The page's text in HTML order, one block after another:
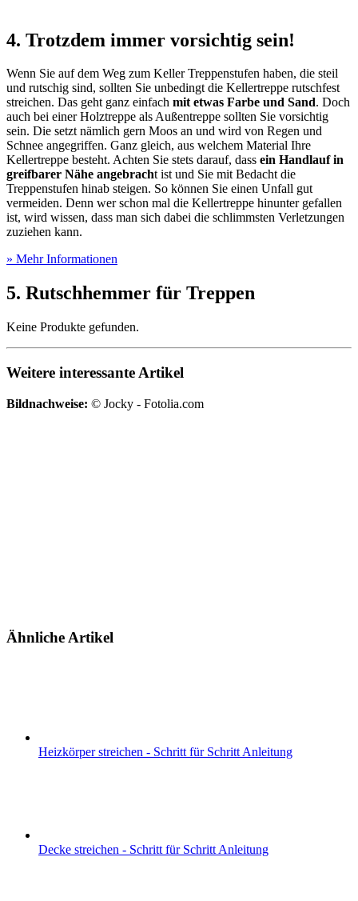
4. Trotzdem immer vorsichtig sein!
Wenn Sie auf dem Weg zum Keller Treppenstufen haben, die steil
und rutschig sind, sollten Sie unbedingt die Kellertreppe rutschfest
streichen. Das geht ganz einfach mit etwas Farbe und Sand. Doch
auch bei einer Holztreppe als Außentreppe sollten Sie vorsichtig
sein. Die setzt nämlich gern Moos an und wird von Regen und
Schnee angegriffen. Ganz gleich, aus welchem Material Ihre
Kellertreppe besteht. Achten Sie stets darauf, dass ein Handlauf in
greifbarer Nähe angebracht ist und Sie mit Bedacht die
Treppenstufen hinab steigen. So können Sie einen Unfall gut
vermeiden. Denn wer schon mal die Kellertreppe hinunter gefallen
ist, wird wissen, dass man sich dabei die schlimmsten Verletzungen
zuziehen kann.
» Mehr Informationen
5. Rutschhemmer für Treppen
Keine Produkte gefunden.
Weitere interessante Artikel
Bildnachweise: © Jocky - Fotolia.com
Ähnliche Artikel
Heizkörper streichen - Schritt für Schritt Anleitung
Decke streichen - Schritt für Schritt Anleitung